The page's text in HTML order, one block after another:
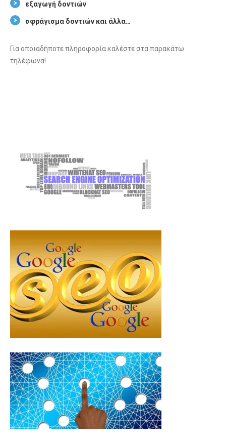
εξαγωγή δοντιών
σφράγισμα δοντιών και άλλα…
Για οποιαδήποτε πληροφορία καλέστε στα παρακάτω
τηλέφωνα!